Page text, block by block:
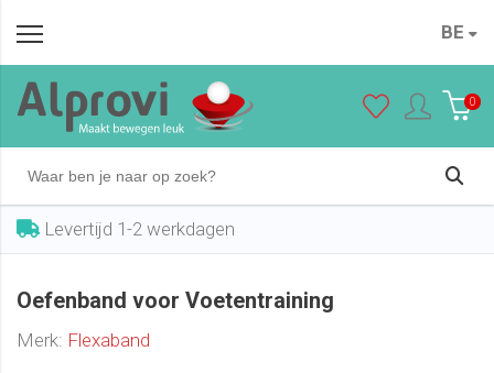
BE
0
Levertijd 1-2 werkdagen
Oefenband voor Voetentraining
Merk: Flexaband
In winkelwagen